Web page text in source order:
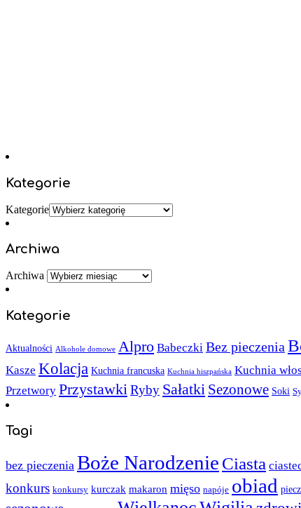
Kategorie
Kategorie
Archiwa
Archiwa
Kategorie
Aktualności Alkohole domowe Alpro Babeczki Bez pieczenia
Kasze Kolacja Kuchnia francuska Kuchnia hiszpańska Kuchnia
Przetwory Przystawki Ryby Sałatki Sezonowe Soki
Tagi
bez pieczenia Boże Narodzenie Ciasta
konkurs konkursy kurczak makaron mięso napóje obiad